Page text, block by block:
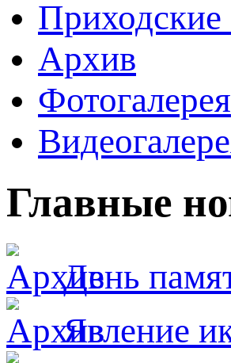
Приходские
Архив
Фотогалерея
Главные
День
Явлeние